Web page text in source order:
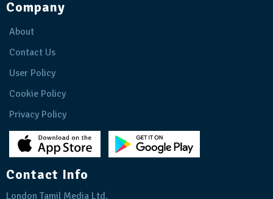
Company
About
Contact Us
User Policy
Cookie Policy
Privacy Policy
Contact Info
London Tamil Media Ltd.